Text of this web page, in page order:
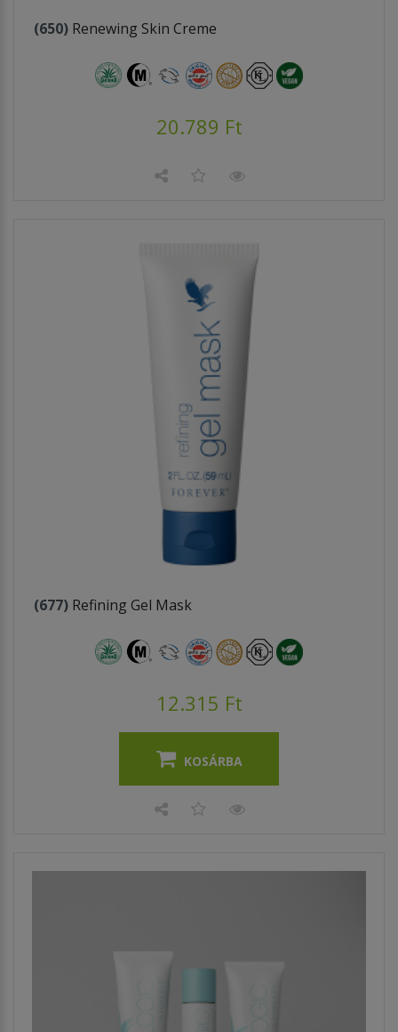
(650) Renewing Skin Creme
20.789 Ft
(677) Refining Gel Mask
12.315 Ft
KOSÁRBA